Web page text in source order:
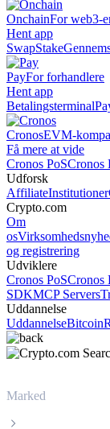
OnchainFor web3-
Hent app
SwapStake
PayFor forhandlere
Hent app
Betalingsterminal
CronosEVM-
Få mere at vide
Cronos PoSCronos
Udforsk
AffiliateInstitutioner
Crypto.com
Om
os
og registrering
Udviklere
Cronos PoSCronos
SDKMCP Servers
Uddannelse
UddannelseBitcoin
Marked